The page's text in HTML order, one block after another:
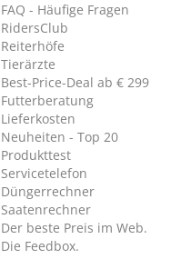
FAQ - Häufige Fragen
RidersClub
Reiterhöfe
Tierärzte
Best-Price-Deal ab € 299
Futterberatung
Lieferkosten
Neuheiten - Top 20
Produkttest
Servicetelefon
Düngerrechner
Saatenrechner
Der beste Preis im Web.
Die Feedbox.